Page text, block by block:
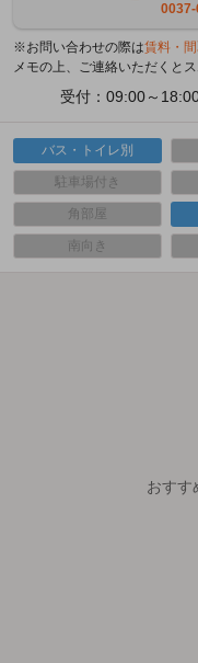
※お問い合わせの際は賃料・
メモの上、ご連絡いただくとス
受付：09:00～18:00
バス・トイレ別
駐車場付き
角部屋
南向き
おすす